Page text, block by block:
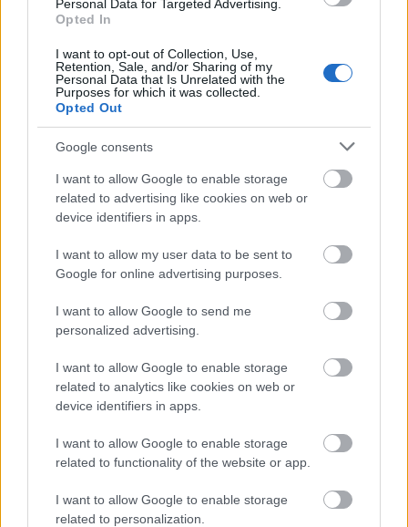
Personal Data for Targeted Advertising.
Opted In
I want to opt-out of Collection, Use,
Retention, Sale, and/or Sharing of my
Personal Data that Is Unrelated with the
Purposes for which it was collected.
Opted Out
Google consents
I want to allow Google to enable storage
related to advertising like cookies on web or
device identifiers in apps.
I want to allow my user data to be sent to
Google for online advertising purposes.
I want to allow Google to send me
personalized advertising.
I want to allow Google to enable storage
related to analytics like cookies on web or
device identifiers in apps.
I want to allow Google to enable storage
related to functionality of the website or app.
I want to allow Google to enable storage
related to personalization.
Bicske Kelet csomópont építése
Új gyalogosátkelők és jelzőlámpás
csomópont épül Angyalföldön
Hódmezővásárhely jó hírű református
iskoláját
Látványos építési szakasz indult be a